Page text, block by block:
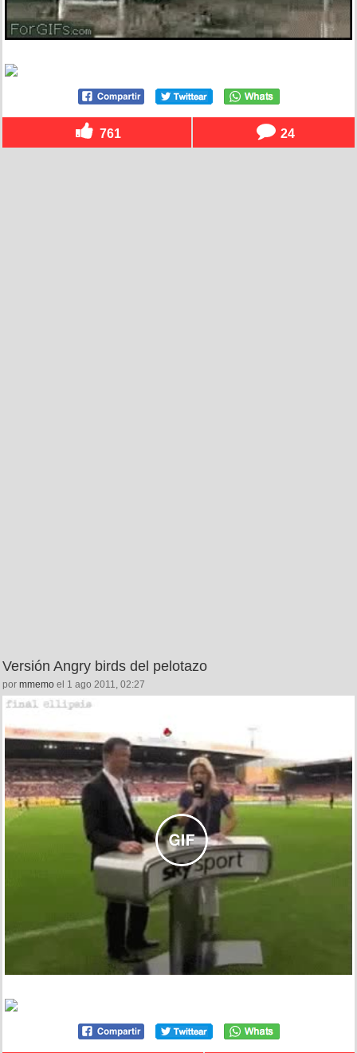
761 24
Versión Angry birds del pelotazo
por mmemo el 1 ago 2011, 02:27